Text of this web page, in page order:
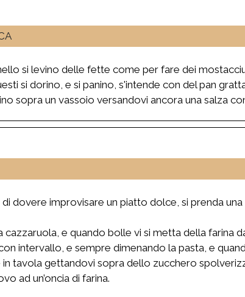
si levino delle fette come per fare dei
si dorino, e si panino, s'intende con del pan
sopra un vassoio versandovi ancora una salza
dovere improvisare un piatto dolce, si prenda
cazzaruola, e quando bolle vi si metta della farina
intervallo, e sempre dimenando la pasta, e
tavola gettandovi sopra dello zucchero
ad un’oncia di farina.